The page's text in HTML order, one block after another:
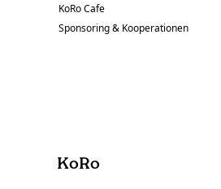
KoRo Cafe
Sponsoring & Kooperationen
KoRo